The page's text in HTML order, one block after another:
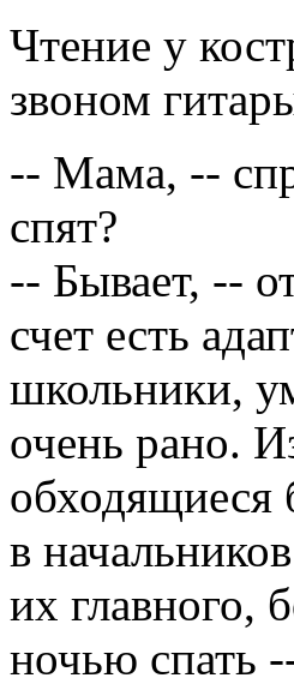
Чтение у
звоном
-- Мама, --
спят?
-- Бывает, --
счет есть
школьники,
очень рано.
обходящиеся
в
их главного,
ночью спать